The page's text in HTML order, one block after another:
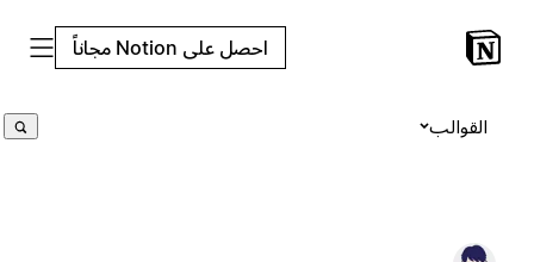
احصل على Notion مجاناً
القوالب